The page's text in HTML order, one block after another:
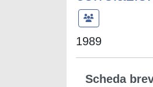
1989
Scheda